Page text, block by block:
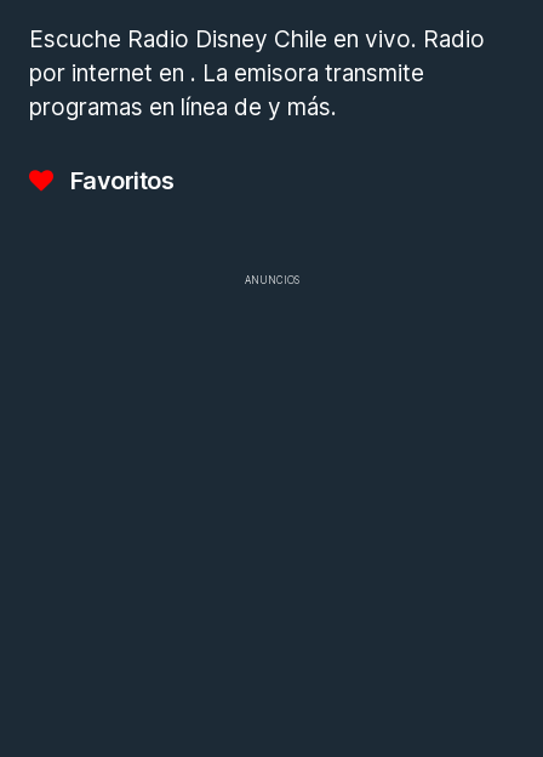
Escuche Radio Disney Chile en vivo. Radio
por internet en . La emisora transmite
programas en línea de y más.
Favoritos
ANUNCIOS